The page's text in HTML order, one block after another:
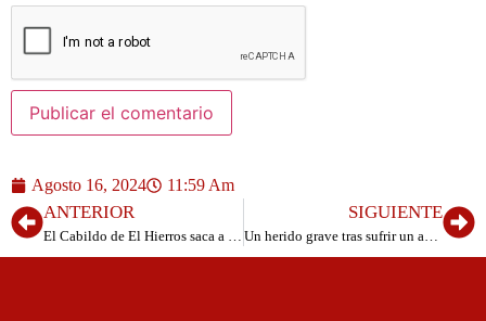
Agosto 16, 2024 11:59 Am
ANTERIOR
El Cabildo de El Hierros saca a licitación las obras del Eco Paseo Ciclista entre Los Mocanes y Punta Grande
SIGUIENTE
Un herido grave tras sufrir un accidente de tráfico en El Hierro